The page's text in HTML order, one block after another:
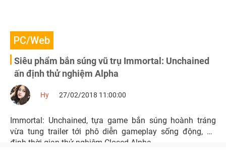
PC/Web
Siêu phẩm bắn súng vũ trụ Immortal: Unchained
ấn định thử nghiệm Alpha
Hy 27/02/2018 11:00:00
Immortal: Unchained, tựa game bắn súng hoành tráng
vừa tung trailer tới phô diễn gameplay sống động, ấn
định thời gian thử nghiệm Closed Alpha.